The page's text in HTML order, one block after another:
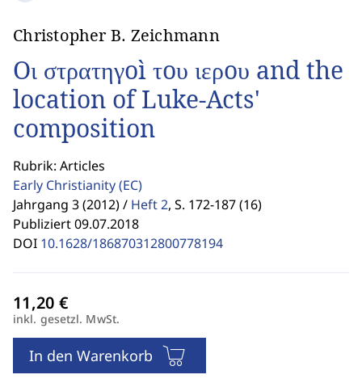
Christopher B. Zeichmann
Oι στρατηγoì τoυ ιερoυ and the
location of Luke-Acts'
composition
Rubrik: Articles
Early Christianity(EC)
Jahrgang 3 (2012) / Heft 2, S. 172-187 (16)
Publiziert 09.07.2018
DOI 10.1628/186870312800778194
inkl. gesetzl. MwSt.
In den Warenkorb